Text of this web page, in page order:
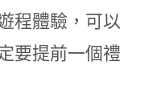
程體驗，可以
要提前一個禮